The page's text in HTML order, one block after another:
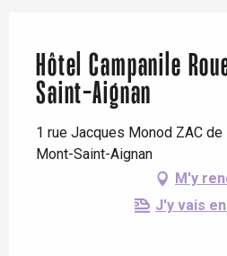
Hôtel Campanile
Saint-Aignan
1 rue Jacques Monod ZAC
Mont-Saint-Aignan
M'y
J'y vais